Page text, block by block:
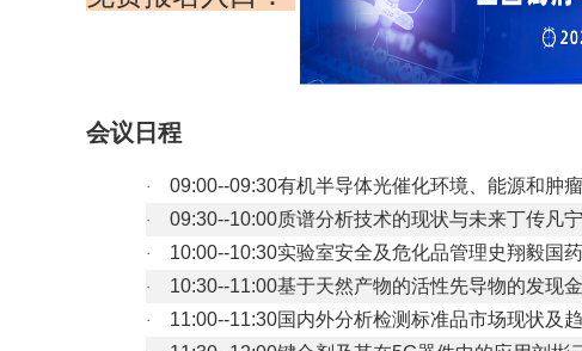
会议日程
· 09:00--09:30有机半导体光催化环境、能源和肿
· 09:30--10:00质谱分析技术的现状与未来丁传凡
· 10:00--10:30实验室安全及危化品管理史翔毅国
· 10:30--11:00基于天然产物的活性先导物的发现
· 11:00--11:30国内外分析检测标准品市场现状及